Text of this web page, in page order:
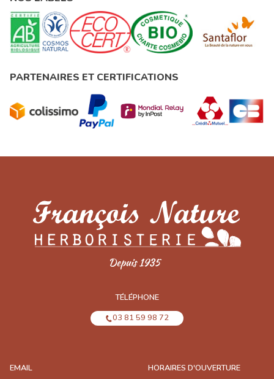
PARTENAIRES ET CERTIFICATIONS
TÉLÉPHONE
03 81 59 98 72
EMAIL
HORAIRES D'OUVERTURE